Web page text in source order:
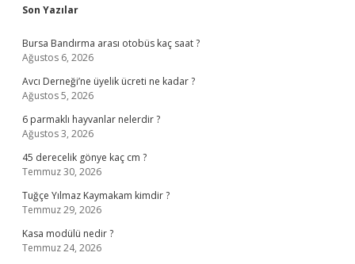
Sidebar
Son Yazılar
Bursa Bandırma arası otobüs kaç saat ?
Ağustos 6, 2026
Avcı Derneği’ne üyelik ücreti ne kadar ?
Ağustos 5, 2026
6 parmaklı hayvanlar nelerdir ?
Ağustos 3, 2026
45 derecelik gönye kaç cm ?
Temmuz 30, 2026
Tuğçe Yılmaz Kaymakam kimdir ?
Temmuz 29, 2026
Kasa modülü nedir ?
Temmuz 24, 2026